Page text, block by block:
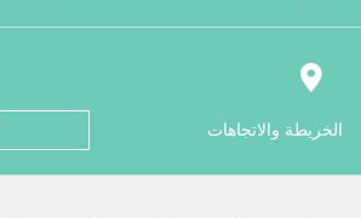
الخريطة والاتجاهات